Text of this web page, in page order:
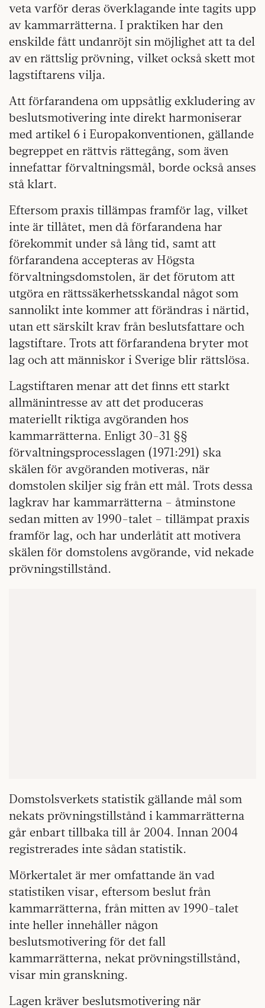
veta varför deras överklagande inte tagits upp
av kammarrätterna. I praktiken har den
enskilde fått undanröjt sin möjlighet att ta del
av en rättslig prövning, vilket också skett mot
lagstiftarens vilja.
Att förfarandena om uppsåtlig exkludering av
beslutsmotivering inte direkt harmoniserar
med artikel 6 i Europakonventionen, gällande
begreppet en rättvis rättegång, som även
innefattar förvaltningsmål, borde också anses
stå klart.
Eftersom praxis tillämpas framför lag, vilket
inte är tillåtet, men då förfarandena har
förekommit under så lång tid, samt att
förfarandena accepteras av Högsta
förvaltningsdomstolen, är det förutom att
utgöra en rättssäkerhetsskandal något som
sannolikt inte kommer att förändras i närtid,
utan ett särskilt krav från beslutsfattare och
lagstiftare. Trots att förfarandena bryter mot
lag och att människor i Sverige blir rättslösa.
Lagstiftaren menar att det finns ett starkt
allmänintresse av att det produceras
materiellt riktiga avgöranden hos
kammarrätterna. Enligt 30-31 §§
förvaltningsprocesslagen (1971:291) ska
skälen för avgöranden motiveras, när
domstolen skiljer sig från ett mål. Trots dessa
lagkrav har kammarrätterna – åtminstone
sedan mitten av 1990-talet – tillämpat praxis
framför lag, och har underlåtit att motivera
skälen för domstolens avgörande, vid nekade
prövningstillstånd.
Domstolsverkets statistik gällande mål som
nekats prövningstillstånd i kammarrätterna
går enbart tillbaka till år 2004. Innan 2004
registrerades inte sådan statistik.
Mörkertalet är mer omfattande än vad
statistiken visar, eftersom beslut från
kammarrätterna, från mitten av 1990-talet
inte heller innehåller någon
beslutsmotivering för det fall
kammarrätterna, nekat prövningstillstånd,
visar min granskning.
Lagen kräver beslutsmotivering när